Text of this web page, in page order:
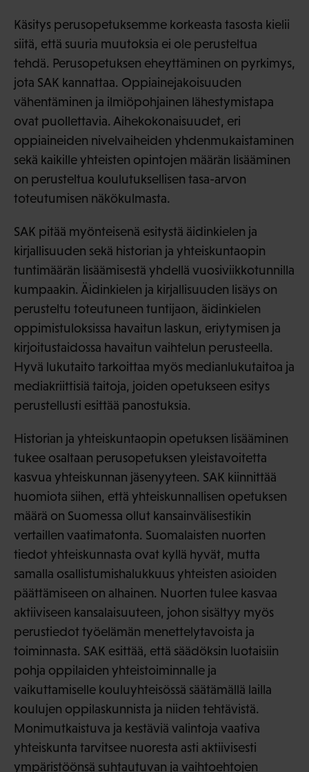
Käsitys perusopetuksemme korkeasta tasosta kielii
siitä, että suuria muutoksia ei ole perusteltua
tehdä. Perusopetuksen eheyttäminen on pyrkimys,
jota SAK kannattaa. Oppiainejakoisuuden
vähentäminen ja ilmiöpohjainen lähestymistapa
ovat puollettavia. Aihekokonaisuudet, eri
oppiaineiden nivelvaiheiden yhdenmukaistaminen
sekä kaikille yhteisten opintojen määrän lisääminen
on perusteltua koulutuksellisen tasa-arvon
toteutumisen näkökulmasta.
SAK pitää myönteisenä esitystä äidinkielen ja
kirjallisuuden sekä historian ja yhteiskuntaopin
tuntimäärän lisäämisestä yhdellä vuosiviikkotunnilla
kumpaakin. Äidinkielen ja kirjallisuuden lisäys on
perusteltu toteutuneen tuntijaon, äidinkielen
oppimistuloksissa havaitun laskun, eriytymisen ja
kirjoitustaidossa havaitun vaihtelun perusteella.
Hyvä lukutaito tarkoittaa myös medianlukutaitoa ja
mediakriittisiä taitoja, joiden opetukseen esitys
perustellusti esittää panostuksia.
Historian ja yhteiskuntaopin opetuksen lisääminen
tukee osaltaan perusopetuksen yleistavoitetta
kasvua yhteiskunnan jäsenyyteen. SAK kiinnittää
huomiota siihen, että yhteiskunnallisen opetuksen
määrä on Suomessa ollut kansainvälisestikin
vertaillen vaatimatonta. Suomalaisten nuorten
tiedot yhteiskunnasta ovat kyllä hyvät, mutta
samalla osallistumishalukkuus yhteisten asioiden
päättämiseen on alhainen. Nuorten tulee kasvaa
aktiiviseen kansalaisuuteen, johon sisältyy myös
perustiedot työelämän menettelytavoista ja
toiminnasta. SAK esittää, että säädöksin luotaisiin
pohja oppilaiden yhteistoiminnalle ja
vaikuttamiselle kouluyhteisössä säätämällä lailla
koulujen oppilaskunnista ja niiden tehtävistä.
Monimutkaistuva ja kestäviä valintoja vaativa
yhteiskunta tarvitsee nuoresta asti aktiivisesti
ympäristöönsä suhtautuvan ja vaihtoehtojen